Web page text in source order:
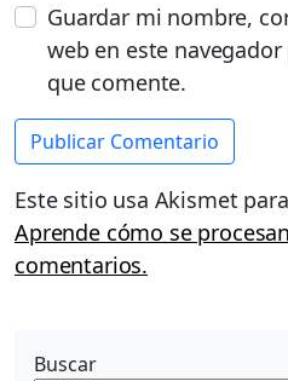
Guardar mi nombre,
web en este
que comente.
Este sitio usa Akismet
Aprende cómo se
comentarios.
Buscar